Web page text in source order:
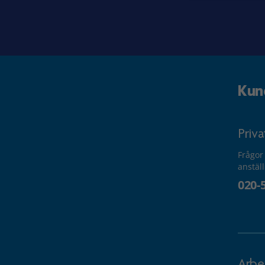
020-